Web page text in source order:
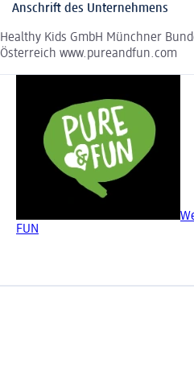
Anschrift des Unternehmens
Healthy Kids GmbH Münchner
Österreich www.pureandfun.com
FUN